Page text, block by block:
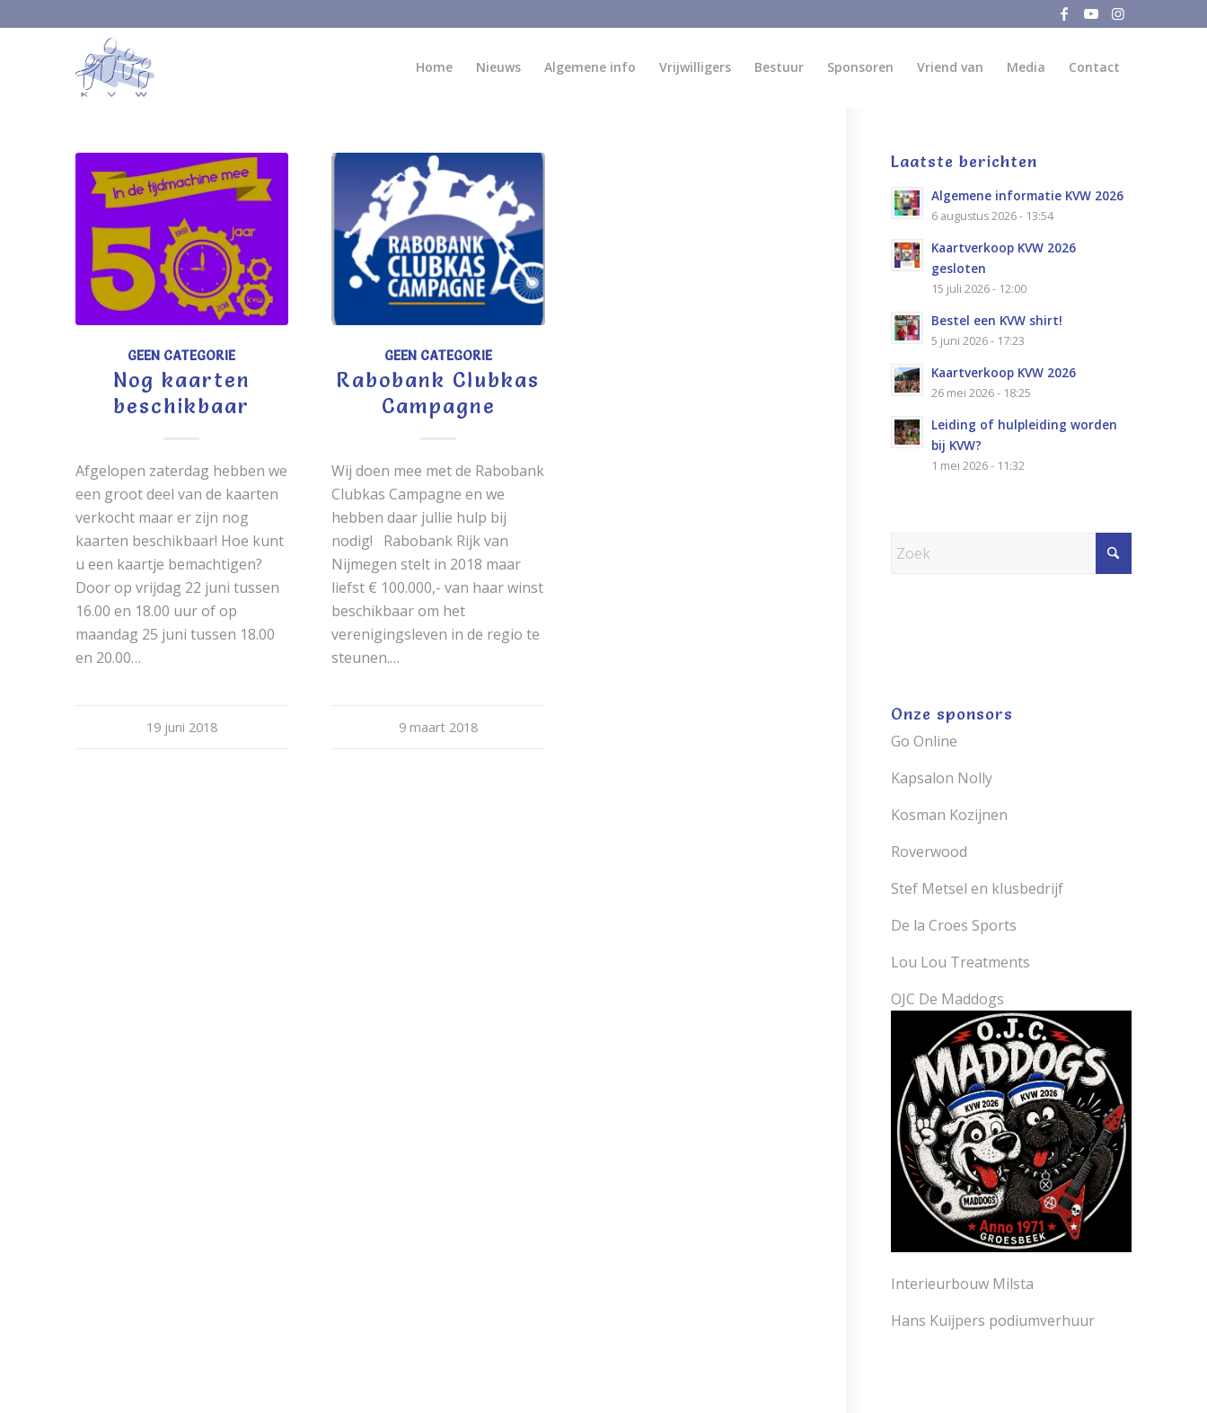
Home Nieuws Algemene info Vrijwilligers Bestuur Sponsoren Vriend van Media Contact
GEEN CATEGORIE
Nog kaarten
beschikbaar
Afgelopen zaterdag hebben we
een groot deel van de kaarten
verkocht maar er zijn nog
kaarten beschikbaar! Hoe kunt
u een kaartje bemachtigen?
Door op vrijdag 22 juni tussen
16.00 en 18.00 uur of op
maandag 25 juni tussen 18.00
en 20.00…
19 juni 2018
GEEN CATEGORIE
Rabobank Clubkas
Campagne
Wij doen mee met de Rabobank
Clubkas Campagne en we
hebben daar jullie hulp bij
nodig! Rabobank Rijk van
Nijmegen stelt in 2018 maar
liefst € 100.000,- van haar winst
beschikbaar om het
verenigingsleven in de regio te
steunen.…
9 maart 2018
Laatste berichten
Algemene informatie KVW 2026
6 augustus 2026 - 13:54
Kaartverkoop KVW 2026
gesloten
15 juli 2026 - 12:00
Bestel een KVW shirt!
5 juni 2026 - 17:23
Kaartverkoop KVW 2026
26 mei 2026 - 18:25
Leiding of hulpleiding worden
bij KVW?
1 mei 2026 - 11:32
Onze sponsors
Go Online
Kapsalon Nolly
Kosman Kozijnen
Roverwood
Stef Metsel en klusbedrijf
De la Croes Sports
Lou Lou Treatments
OJC De Maddogs
Interieurbouw Milsta
Hans Kuijpers podiumverhuur